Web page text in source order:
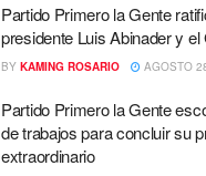
Partido Primero la Gente
presidente Luis Abinader y el
BY KAMING ROSARIO AGOSTO
Partido Primero la Gente
de trabajos para concluir su
extraordinario